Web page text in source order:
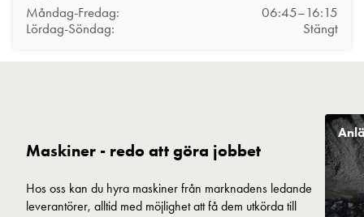
Måndag-Fredag:
06:45–16:15
Lördag-Söndag:
Stängt
Maskiner - redo att göra jobbet
Hos oss kan du hyra maskiner från marknadens ledande
leverantörer, alltid med möjlighet att få dem utkörda till